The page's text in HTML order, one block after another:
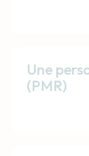
Une
(PMR)